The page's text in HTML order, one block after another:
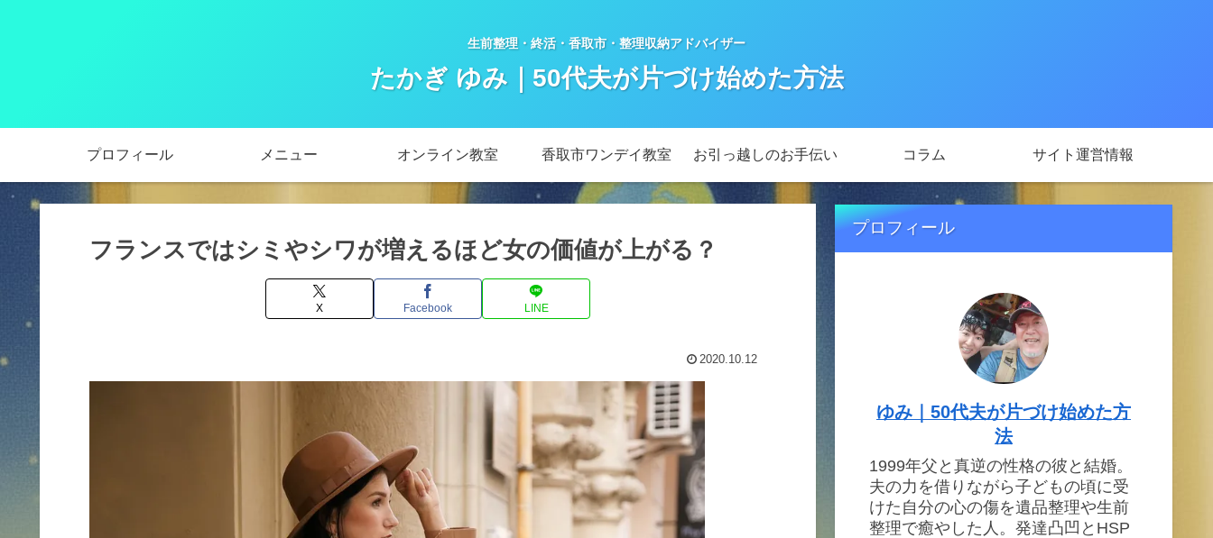
生前整理・終活・香取市・整理収納アドバイザー
たかぎ ゆみ｜50代夫が片づけ始めた方法
プロフィール メニュー オンライン教室 香取市ワンデイ教室 お引っ越しのお手伝い コラム サイト運営情報
フランスではシミやシワが増えるほど女の価値が上がる？
X Facebook LINE
2020.10.12
プロフィール
ゆみ｜50代夫が片づけ始めた方
法
1999年父と真逆の性格の彼と結婚。
夫の力を借りながら子どもの頃に受
けた自分の心の傷を遺品整理や生前
整理で癒やした人。発達凸凹とHSP